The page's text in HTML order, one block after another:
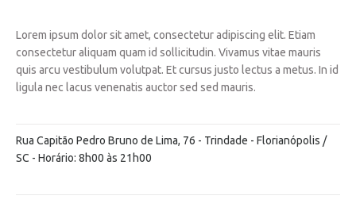
Lorem ipsum dolor sit amet, consectetur adipiscing elit. Etiam
consectetur aliquam quam id sollicitudin. Vivamus vitae mauris
quis arcu vestibulum volutpat. Et cursus justo lectus a metus. In id
ligula nec lacus venenatis auctor sed sed mauris.
Rua Capitão Pedro Bruno de Lima, 76 - Trindade - Florianópolis /
SC - Horário: 8h00 às 21h00